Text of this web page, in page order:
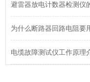
避雷器放电计数器检测仪
为什么断路器回路电阻要
电缆故障测试仪工作原理